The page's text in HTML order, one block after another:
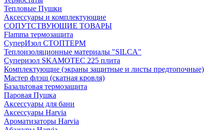
Тепловые Пушки
Аксессуары и комплектующие
СОПУТСТВУЮЩИЕ ТОВАРЫ
Flamma термозащита
СуперИзол СТОПТЕРМ
Теплоизоляционные материалы "SILCA"
Суперизол SKAMOTEC 225 плита
Комплектующие (экраны защитные и листы предтопочные)
Мастер флэш (скатная кровля)
Базальтовая термозащита
Паровая Пушка
Аксессуары для бани
Аксессуары Harvia
Ароматизаторы Harvia